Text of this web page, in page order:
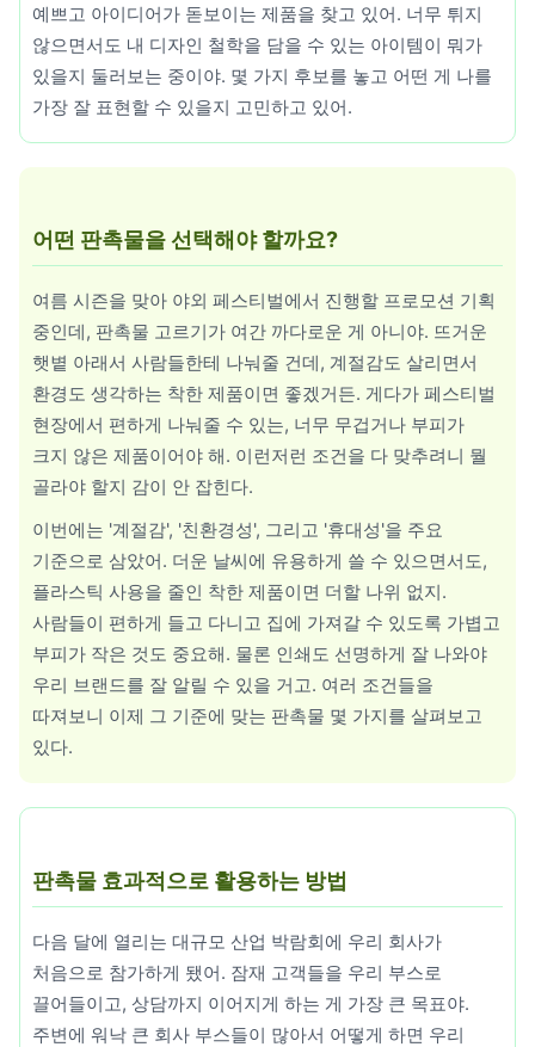
자동차용품
주방기구
컵제품
티슈
필기구
현수막/스티커
휴대폰용품
예쁘고 아이디어가 돋보이는 제품을 찾고 있어. 너무 튀지
않으면서도 내 디자인 철학을 담을 수 있는 아이템이 뭐가
있을지 둘러보는 중이야. 몇 가지 후보를 놓고 어떤 게 나를
가장 잘 표현할 수 있을지 고민하고 있어.
어떤 판촉물을 선택해야 할까요?
여름 시즌을 맞아 야외 페스티벌에서 진행할 프로모션 기획
중인데, 판촉물 고르기가 여간 까다로운 게 아니야. 뜨거운
햇볕 아래서 사람들한테 나눠줄 건데, 계절감도 살리면서
환경도 생각하는 착한 제품이면 좋겠거든. 게다가 페스티벌
현장에서 편하게 나눠줄 수 있는, 너무 무겁거나 부피가
크지 않은 제품이어야 해. 이런저런 조건을 다 맞추려니 뭘
골라야 할지 감이 안 잡힌다.
이번에는 '계절감', '친환경성', 그리고 '휴대성'을 주요
기준으로 삼았어. 더운 날씨에 유용하게 쓸 수 있으면서도,
플라스틱 사용을 줄인 착한 제품이면 더할 나위 없지.
사람들이 편하게 들고 다니고 집에 가져갈 수 있도록 가볍고
부피가 작은 것도 중요해. 물론 인쇄도 선명하게 잘 나와야
우리 브랜드를 잘 알릴 수 있을 거고. 여러 조건들을
따져보니 이제 그 기준에 맞는 판촉물 몇 가지를 살펴보고
있다.
판촉물 효과적으로 활용하는 방법
다음 달에 열리는 대규모 산업 박람회에 우리 회사가
처음으로 참가하게 됐어. 잠재 고객들을 우리 부스로
끌어들이고, 상담까지 이어지게 하는 게 가장 큰 목표야.
주변에 워낙 큰 회사 부스들이 많아서 어떻게 하면 우리